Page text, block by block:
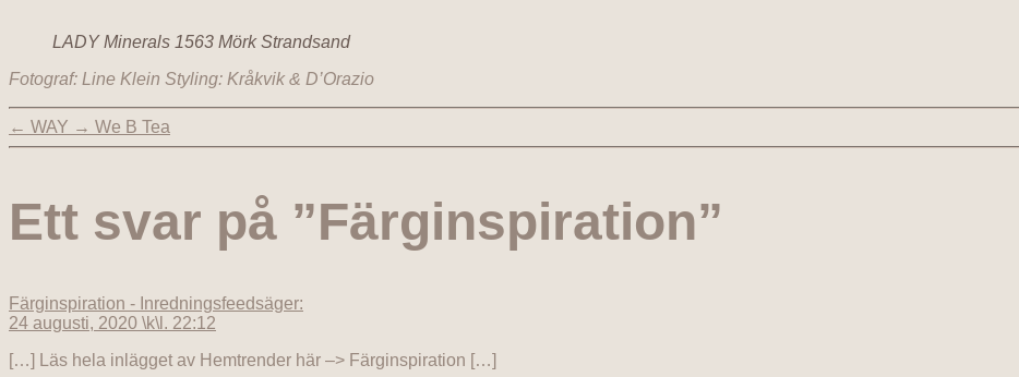
LADY Minerals 1563 Mörk Strandsand
Fotograf: Line Klein Styling: Kråkvik & D’Orazio
← WAY → We B Tea
Ett svar på ”Färginspiration”
Färginspiration - Inredningsfeedsäger:
24 augusti, 2020 \k\l. 22:12
[…] Läs hela inlägget av Hemtrender här –> Färginspiration […]